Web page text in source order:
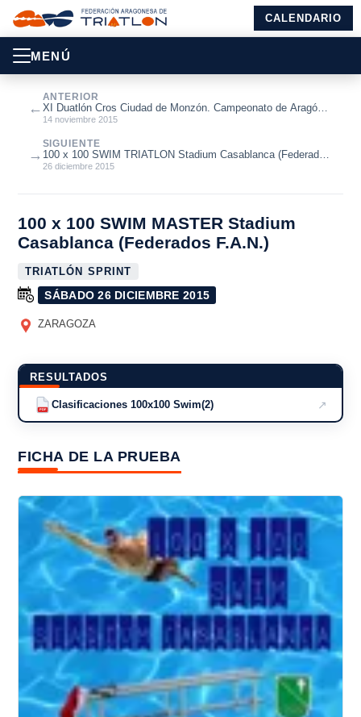
CALENDARIO
MENÚ
←
ANTERIOR
XI Duatlón Cros Ciudad de Monzón. Campeonato de Aragón
de Duatlón Cros 2015.
14 noviembre 2015
SIGUIENTE
100 x 100 SWIM TRIATLON Stadium Casablanca (Federados
FATRI)
26 diciembre 2015
→
100 x 100 SWIM MASTER Stadium
Casablanca (Federados F.A.N.)
TRIATLÓN SPRINT
SÁBADO 26 DICIEMBRE 2015
ZARAGOZA
RESULTADOS
PDF Clasificaciones 100x100 Swim(2) ↗
FICHA DE LA PRUEBA